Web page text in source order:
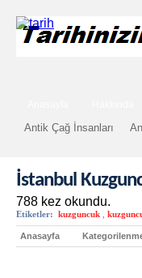
Antik Çağ İnsanları
İstanbul
788 kez okundu.
Etiketler: kuzguncuk
Anasayfa